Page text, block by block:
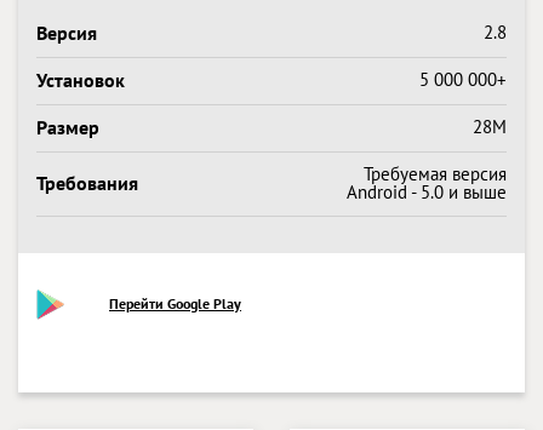
Версия 2.8
Установок 5 000 000+
Размер 28M
Требования Требуемая версия
Android - 5.0 и выше
Перейти Google Play